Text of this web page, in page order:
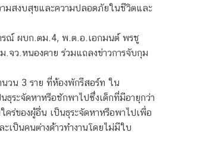
มสงบสุขและความปลอดภัยในชีวิตและ
รณ์ ผบก.ตม.4, พ.ต.อ.เอกมนต์ พรชู
ว.หนองคาย ร่วมแถลงข่าวการจับกุม
วน 3 ราย ที่ห้องพักรีสอร์ท ใน
ระจัดหาหรือชักพาไปซึ่งเด็กที่มีอายุกว่า
ร่ของผู้อื่น เป็นธุระจัดหาหรือพาไปเพื่อ
เป็นคนต่างด้าวทำงานโดยไม่มีใบ